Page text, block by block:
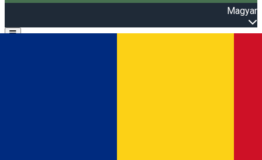
Magyar
Open main menu